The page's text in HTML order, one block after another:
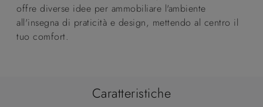
offre diverse idee per ammobiliare l'ambiente
all'insegna di praticità e design, mettendo al centro il
tuo comfort.
Caratteristiche